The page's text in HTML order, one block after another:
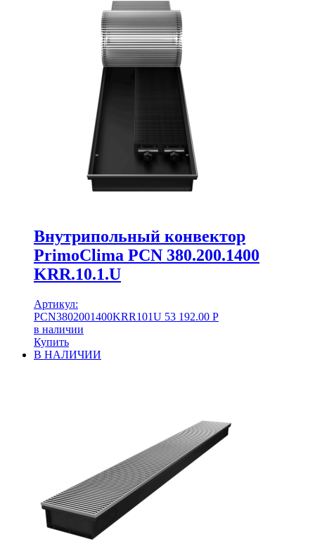
Внутрипольный конвектор
PrimoClima PCN 380.200.1400
KRR.10.1.U
Артикул:
PCN3802001400KRR101U 53 192.00 Р
в наличии
Купить
В НАЛИЧИИ